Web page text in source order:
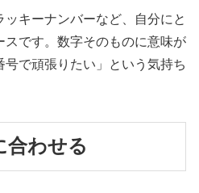
キーナンバーなど、自分にと
スです。数字そのものに意味が
で頑張りたい」という気持ち
合わせる